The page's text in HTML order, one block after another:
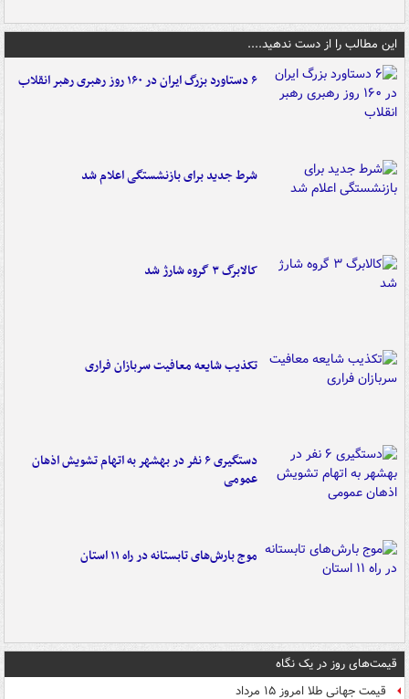
این مطالب را از دست ندهید....
۶ دستاورد بزرگ ایران در ۱۶۰ روز رهبری رهبر انقلاب
شرط جدید برای بازنشستگی اعلام شد
کالابرگ ۳ گروه شارژ شد
تکذیب شایعه معافیت سربازان فراری
دستگیری ۶ نفر در بهشهر به اتهام تشویش اذهان
عمومی
موج بارش‌های تابستانه در راه ۱۱ استان
قیمت‌های روز در یک نگاه
قیمت جهانی طلا امروز ۱۵ مرداد